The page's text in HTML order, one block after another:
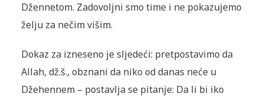
Džennetom. Zadovoljni smo time i ne pokazujemo
želju za nečim višim.
Dokaz za izneseno je sljedeći: pretpostavimo da
Allah, dž.š., obznani da niko od danas neće u
Džehennem – postavlja se pitanje: Da li bi iko